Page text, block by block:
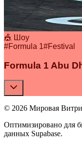
🎪 Шоу
#Formula 1#Festival
Formula 1 Abu
© 2026 Мировая
Оптимизировано для
данных Supabase.